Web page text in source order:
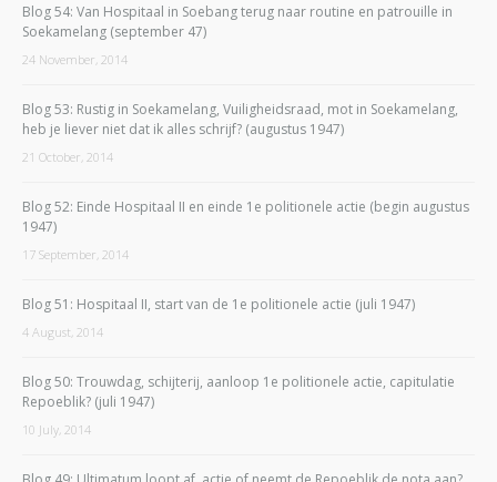
Blog 54: Van Hospitaal in Soebang terug naar routine en patrouille in
Soekamelang (september 47)
24 November, 2014
Blog 53: Rustig in Soekamelang, Vuiligheidsraad, mot in Soekamelang,
heb je liever niet dat ik alles schrijf? (augustus 1947)
21 October, 2014
Blog 52: Einde Hospitaal II en einde 1e politionele actie (begin augustus
1947)
17 September, 2014
Blog 51: Hospitaal II, start van de 1e politionele actie (juli 1947)
4 August, 2014
Blog 50: Trouwdag, schijterij, aanloop 1e politionele actie, capitulatie
Repoeblik? (juli 1947)
10 July, 2014